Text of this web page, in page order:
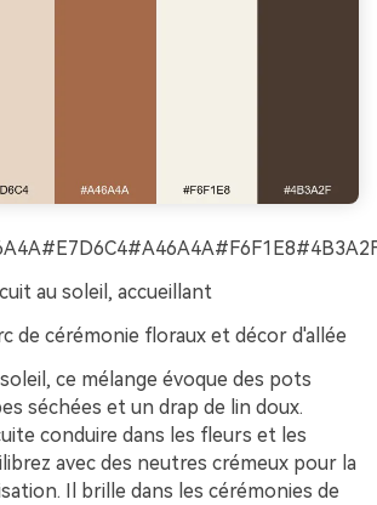
au soleil, accueillant
de cérémonie floraux et décor d'allée
ce mélange évoque des pots
séchées et un drap de lin doux.
conduire dans les fleurs et les
avec des neutres crémeux pour la
Il brille dans les cérémonies de